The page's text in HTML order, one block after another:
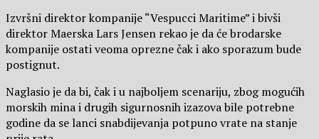
Izvršni direktor kompanije “Vespucci Maritime” i bivši
direktor Maerska Lars Jensen rekao je da će brodarske
kompanije ostati veoma oprezne čak i ako sporazum bude
postignut.
Naglasio je da bi, čak i u najboljem scenariju, zbog mogućih
morskih mina i drugih sigurnosnih izazova bile potrebne
godine da se lanci snabdijevanja potpuno vrate na stanje